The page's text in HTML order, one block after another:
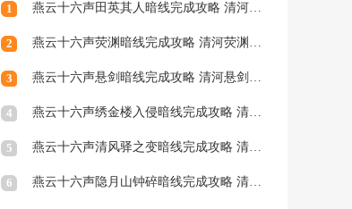
1 燕云十六声田英其人暗线完成攻略 清河田英其人暗涌怎么触发
2 燕云十六声荧渊暗线完成攻略 清河荧渊暗涌怎么触发
3 燕云十六声悬剑暗线完成攻略 清河悬剑暗涌怎么触发
4 燕云十六声绣金楼入侵暗线完成攻略 清河绣金楼入侵暗涌怎么触发
5 燕云十六声清风驿之变暗线完成攻略 清河清风驿之变暗涌怎么触发
6 燕云十六声隐月山钟碎暗线完成攻略 清河隐月山钟碎暗涌怎么触发